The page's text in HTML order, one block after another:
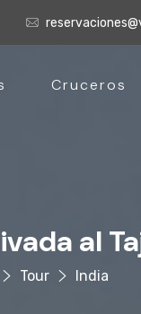
Cruceros
al
Tour India